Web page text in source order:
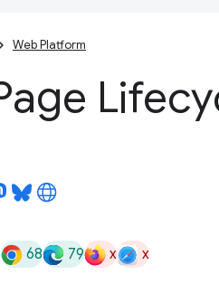
Web Platform
68 79 x x